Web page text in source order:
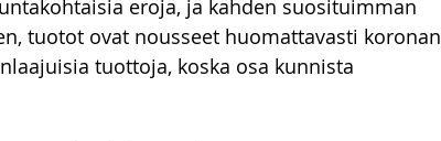
eroja, ja kahden suosituimman
tuotot ovat nousseet huomattavasti koronan
tuottoja, koska osa kunnista